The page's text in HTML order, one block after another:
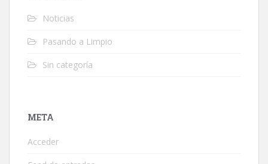
Noticias
Pasando a Limpio
Sin categoría
META
Acceder